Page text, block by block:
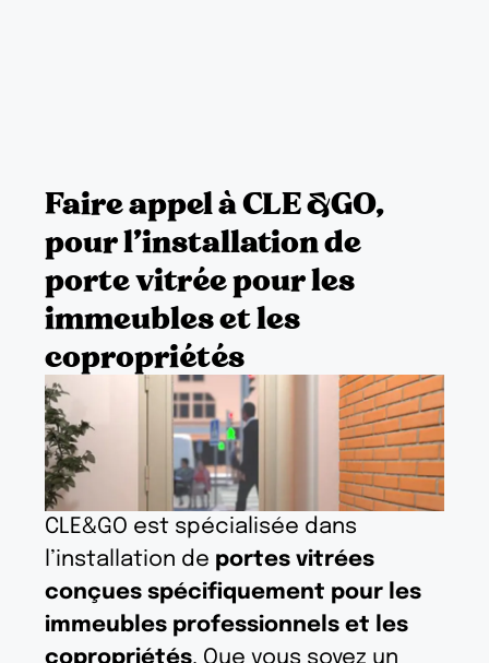
Faire appel à CLE &GO,
pour l'installation de
porte vitrée pour les
immeubles et les
copropriétés
CLE&GO est spécialisée dans
l’installation de portes vitrées
conçues spécifiquement pour les
immeubles professionnels et les
copropriétés. Que vous soyez un